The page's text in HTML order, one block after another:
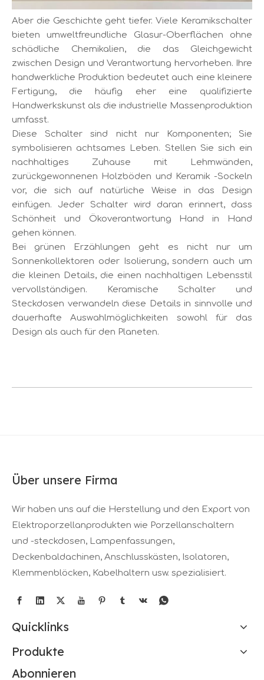
Aber die Geschichte geht tiefer. Viele Keramikschalter
bieten umweltfreundliche Glasur-Oberflächen ohne
schädliche Chemikalien, die das Gleichgewicht
zwischen Design und Verantwortung hervorheben. Ihre
handwerkliche Produktion bedeutet auch eine kleinere
Fertigung, die häufig eher eine qualifizierte
Handwerkskunst als die industrielle Massenproduktion
umfasst.
Diese Schalter sind nicht nur Komponenten; Sie
symbolisieren achtsames Leben. Stellen Sie sich ein
nachhaltiges Zuhause mit Lehmwänden,
zurückgewonnenen Holzböden und Keramik -Sockeln
vor, die sich auf natürliche Weise in das Design
einfügen. Jeder Schalter wird daran erinnert, dass
Schönheit und Ökoverantwortung Hand in Hand
gehen können.
Bei grünen Erzählungen geht es nicht nur um
Sonnenkollektoren oder Isolierung, sondern auch um
die kleinen Details, die einen nachhaltigen Lebensstil
vervollständigen. Keramische Schalter und
Steckdosen verwandeln diese Details in sinnvolle und
dauerhafte Auswahlmöglichkeiten sowohl für das
Design als auch für den Planeten.
Über unsere Firma
Wir haben uns auf die Herstellung und den Export von
Elektroporzellanprodukten wie Porzellanschaltern
und -steckdosen, Lampenfassungen,
Deckenbaldachinen, Anschlusskästen, Isolatoren,
Klemmenblöcken, Kabelhaltern usw. spezialisiert.
Quicklinks
Produkte
Abonnieren